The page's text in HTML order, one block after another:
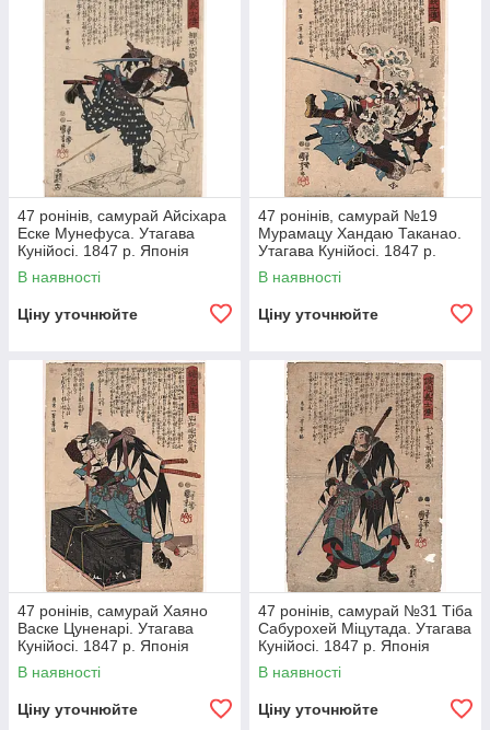
47 ронінів, самурай Айсіхара
Еске Мунефуса. Утагава
Кунійосі. 1847 р. Японія
гравюра
В наявності
Ціну уточнюйте
47 ронінів, самурай №19
Мурамацу Хандаю Таканао.
Утагава Кунійосі. 1847 р.
Японія гравюру
В наявності
Ціну уточнюйте
47 ронінів, самурай Хаяно
Васке Цуненарі. Утагава
Кунійосі. 1847 р. Японія
гравюра
В наявності
Ціну уточнюйте
47 ронінів, самурай №31 Тіба
Сабурохей Міцутада. Утагава
Кунійосі. 1847 р. Японія
гравюру
В наявності
Ціну уточнюйте